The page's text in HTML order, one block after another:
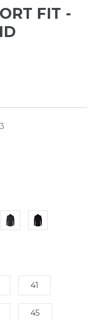
FIT -
41
45